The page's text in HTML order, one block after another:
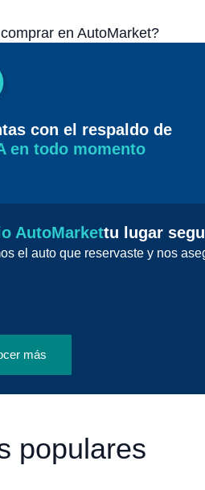
en AutoMarket?
con el respaldo de
en todo momento
AutoMarkettu lugar
el auto que reservaste y nos
más
populares